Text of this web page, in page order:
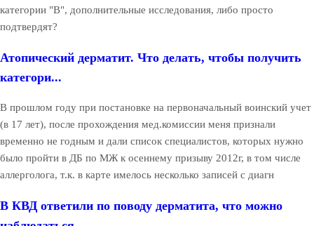
категории "В", дополнительные исследования, либо просто
подтвердят?
Атопический дерматит. Что делать, чтобы получить
категори...
В прошлом году при постановке на первоначальный воинский учет
(в 17 лет), после прохождения мед.комиссии меня признали
временно не годным и дали список специалистов, которых нужно
было пройти в ДБ по МЖ к осеннему призыву 2012г, в том числе
аллерголога, т.к. в карте имелось несколько записей с диагн
В КВД ответили по поводу дерматита, что можно